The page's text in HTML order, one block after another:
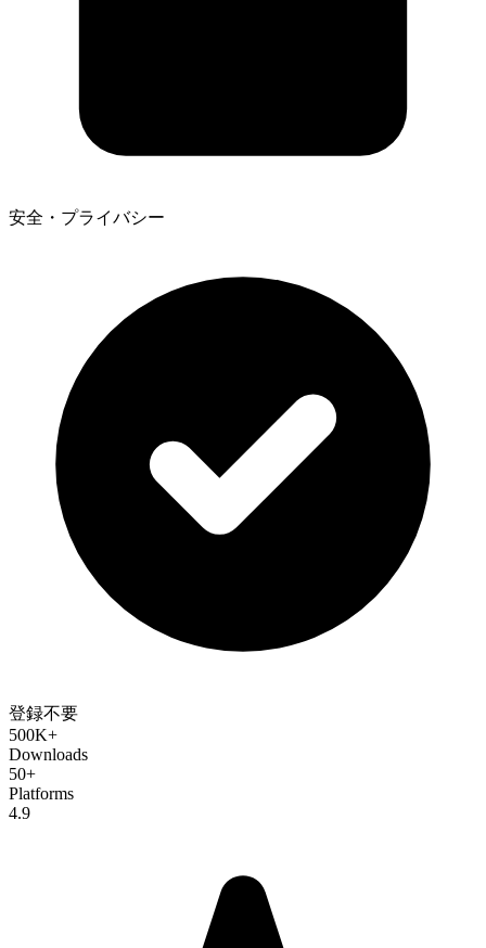
安全・プライバシー
登録不要
500K+
Downloads
50+
Platforms
4.9